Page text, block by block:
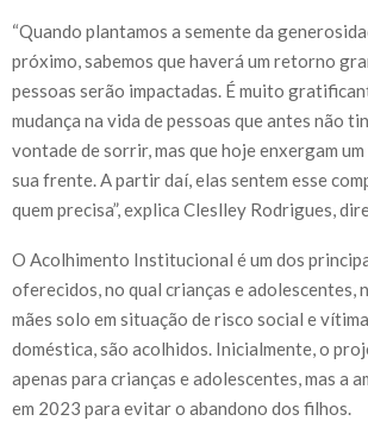
“Quando plantamos a semente da
próximo, sabemos que haverá um retorno
pessoas serão impactadas. É muito
mudança na vida de pessoas que antes não
vontade de sorrir, mas que hoje enxergam
sua frente. A partir daí, elas sentem esse
quem precisa”, explica Cleslley Rodrigues,
O Acolhimento Institucional é um dos
oferecidos, no qual crianças e adolescentes,
mães solo em situação de risco social e
doméstica, são acolhidos. Inicialmente, o
apenas para crianças e adolescentes, mas a
em 2023 para evitar o abandono dos filhos.